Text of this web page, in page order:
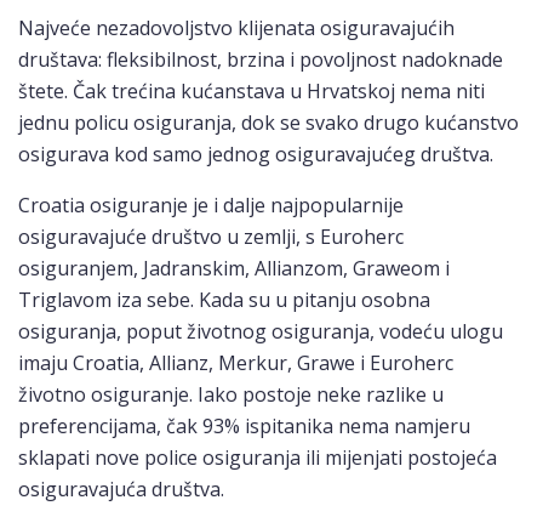
Najveće nezadovoljstvo klijenata osiguravajućih
društava: fleksibilnost, brzina i povoljnost nadoknade
štete. Čak trećina kućanstava u Hrvatskoj nema niti
jednu policu osiguranja, dok se svako drugo kućanstvo
osigurava kod samo jednog osiguravajućeg društva.
Croatia osiguranje je i dalje najpopularnije
osiguravajuće društvo u zemlji, s Euroherc
osiguranjem, Jadranskim, Allianzom, Graweom i
Triglavom iza sebe. Kada su u pitanju osobna
osiguranja, poput životnog osiguranja, vodeću ulogu
imaju Croatia, Allianz, Merkur, Grawe i Euroherc
životno osiguranje. Iako postoje neke razlike u
preferencijama, čak 93% ispitanika nema namjeru
sklapati nove police osiguranja ili mijenjati postojeća
osiguravajuća društva.